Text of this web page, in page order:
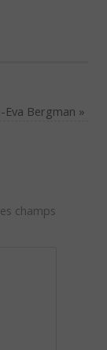
Eva Bergman »
champs